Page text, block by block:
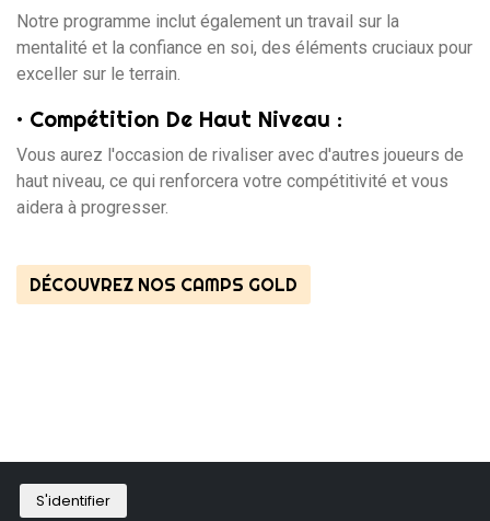
Notre programme inclut également un travail sur la
mentalité et la confiance en soi, des éléments cruciaux pour
exceller sur le terrain.
• Compétition De Haut Niveau :
Vous aurez l'occasion de rivaliser avec d'autres joueurs de
haut niveau, ce qui renforcera votre compétitivité et vous
aidera à progresser.
DÉCOUVREZ NOS CAMPS GOLD
S'identifier